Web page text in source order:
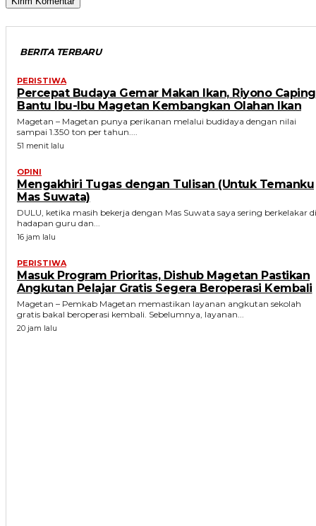
BERITA TERBARU
PERISTIWA
Percepat Budaya Gemar Makan Ikan, Riyono Caping
Bantu Ibu-Ibu Magetan Kembangkan Olahan Ikan
Magetan – Magetan punya perikanan melalui budidaya dengan nilai
sampai 1.350 ton per tahun....
51 menit lalu
OPINI
Mengakhiri Tugas dengan Tulisan (Untuk Temanku
Mas Suwata)
DULU, ketika masih bekerja dengan Mas Suwata saya sering berkelakar di
hadapan guru dan...
16 jam lalu
PERISTIWA
Masuk Program Prioritas, Dishub Magetan Pastikan
Angkutan Pelajar Gratis Segera Beroperasi Kembali
Magetan – Pemkab Magetan memastikan layanan angkutan sekolah
gratis bakal beroperasi kembali. Sebelumnya, layanan...
20 jam lalu